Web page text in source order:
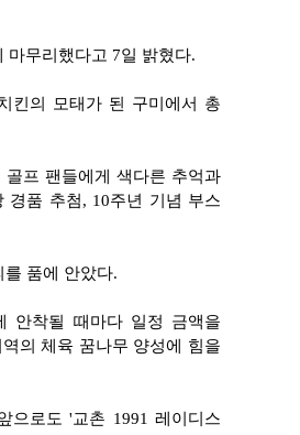
마무리했다고 7일 밝혔다.
킨의 모태가 된 구미에서 총
프 팬들에게 색다른 추억과
경품 추첨, 10주년 기념 부스
품에 안았다.
안착될 때마다 일정 금액을
의 체육 꿈나무 양성에 힘을
으로도 '교촌 1991 레이디스